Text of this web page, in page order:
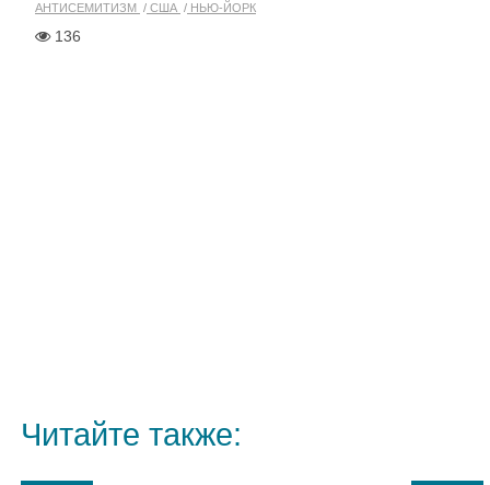
АНТИСЕМИТИЗМ США НЬЮ-ЙОРК
136
Читайте также: